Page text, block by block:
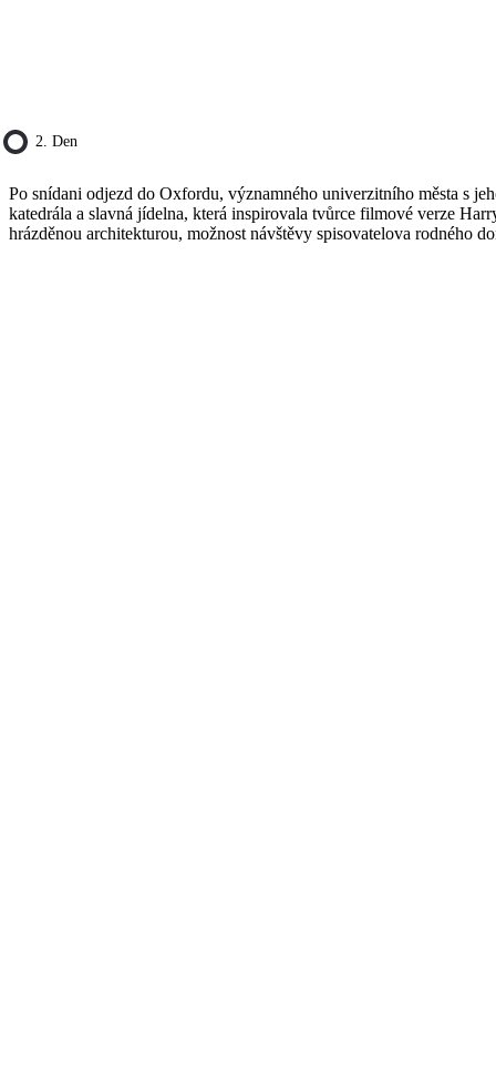
2. Den
Po snídani odjezd do Oxfordu, významného univerzitního města s
katedrála a slavná jídelna, která inspirovala tvůrce filmové verze
hrázděnou architekturou, možnost návštěvy spisovatelova rodného